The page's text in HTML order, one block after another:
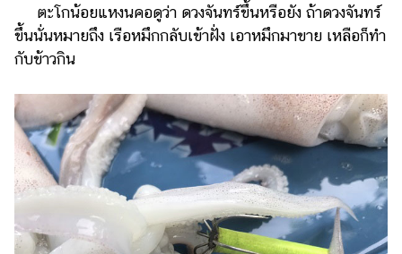
ตะโกน้อยแหงนคอดูว่า ดวงจันทร์ขึ้นหรือยัง ถ้าดวงจันทร์
ขึ้นนั่นหมายถึง เรือหมึกกลับเข้าฝั่ง เอาหมึกมาขาย เหลือก็ทำ
กับข้าวกิน